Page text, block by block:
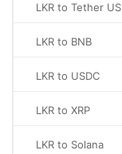
LKR to Tether
LKR to BNB
LKR to USDC
LKR to XRP
LKR to Solana